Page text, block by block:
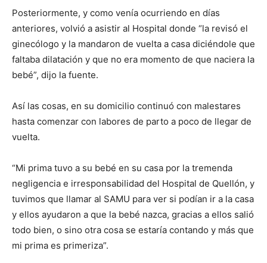
Posteriormente, y como venía ocurriendo en días
anteriores, volvió a asistir al Hospital donde “la revisó el
ginecólogo y la mandaron de vuelta a casa diciéndole que
faltaba dilatación y que no era momento de que naciera la
bebé”, dijo la fuente.
Así las cosas, en su domicilio continuó con malestares
hasta comenzar con labores de parto a poco de llegar de
vuelta.
“Mi prima tuvo a su bebé en su casa por la tremenda
negligencia e irresponsabilidad del Hospital de Quellón, y
tuvimos que llamar al SAMU para ver si podían ir a la casa
y ellos ayudaron a que la bebé nazca, gracias a ellos salió
todo bien, o sino otra cosa se estaría contando y más que
mi prima es primeriza”.